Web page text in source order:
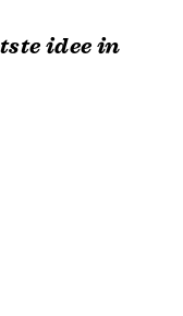
idee in